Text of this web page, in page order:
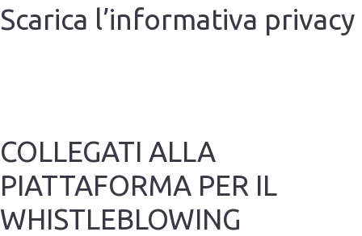
Scarica l’informativa privacy
COLLEGATI ALLA
PIATTAFORMA PER IL
WHISTLEBLOWING